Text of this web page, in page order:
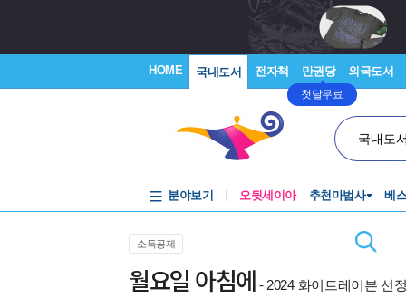
HOME 국내도서 전자책 만권당
첫달무료
외국도서
국내도
분야보기 오뒷세이아 추천마법사 베
소득공제
월요일 아침에 - 2024 화이트레이븐 선